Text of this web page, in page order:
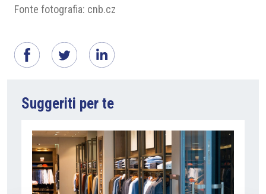
Fonte fotografia: cnb.cz
Suggeriti per te